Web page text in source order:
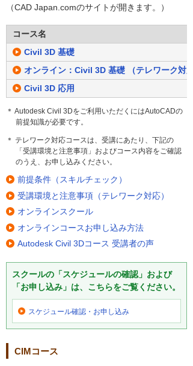
（CAD Japan.comのサイトが開きます。）
コース名
Civil 3D 基礎
オンライン：Civil 3D 基礎 （テレワーク対応
Civil 3D 応用
＊ Autodesk Civil 3Dをご利用いただくにはAutoCADの
前提知識が必要です。
＊ テレワーク対応コースは、受講にあたり、下記の
「受講環境と注意事項」およびコース内容をご確認
のうえ、お申し込みください。
前提条件（スキルチェック）
受講環境と注意事項（テレワーク対応）
オンラインスクール
オンラインコースお申し込み方法
Autodesk Civil 3Dコース 受講者の声
スクールの「スケジュールの確認」および
「お申し込み」は、こちらをご覧ください。
スケジュール確認・ お申し込み
CIMコース